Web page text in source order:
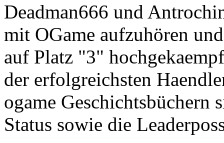
Deadman666 und
mit OGame aufzuhören
auf Platz "3"
der erfolgreichsten
ogame Geschichtsbüchern
Status sowie die